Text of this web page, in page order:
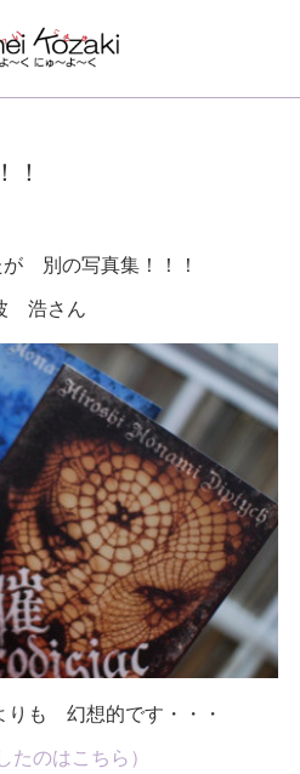
！
別の写真集！！！
浩さん
りも 幻想的です・・・
たのはこちら）